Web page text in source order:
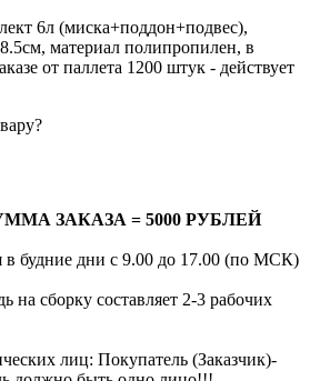
6л (миска+поддон+подвес),
материал полипропилен, в
от паллета 1200 штук - действует
ЗАКАЗА = 5000 РУБЛЕЙ
в будние дни с 9.00 до 17.00 (по МСК)
на сборку составляет 2-3 рабочих
лиц: Покупатель (Заказчик)-